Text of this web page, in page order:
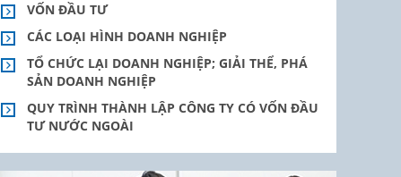
VỐN ĐẦU TƯ
CÁC LOẠI HÌNH DOANH NGHIỆP
TỔ CHỨC LẠI DOANH NGHIỆP; GIẢI THỂ, PHÁ
SẢN DOANH NGHIỆP
QUY TRÌNH THÀNH LẬP CÔNG TY CÓ VỐN ĐẦU
TƯ NƯỚC NGOÀI